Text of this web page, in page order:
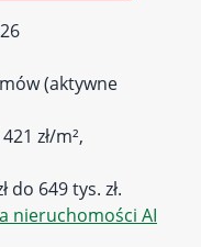
(aktywne
zł/m²,
do 649 tys. zł.
nieruchomości AI